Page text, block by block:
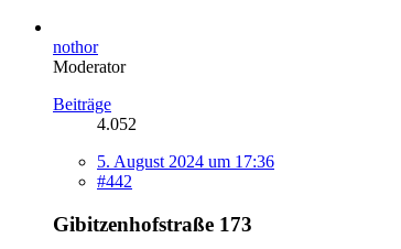
nothor
Moderator
Beiträge
4.052
5. August 2024 um 17:36
#442
Gibitzenhofstraße 173